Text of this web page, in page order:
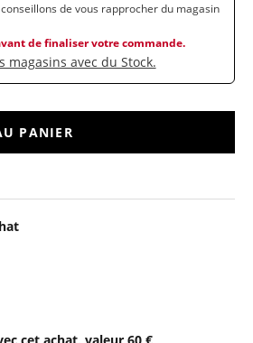
de vous rapprocher du magasin
de finaliser votre commande.
magasins avec du Stock.
PANIER